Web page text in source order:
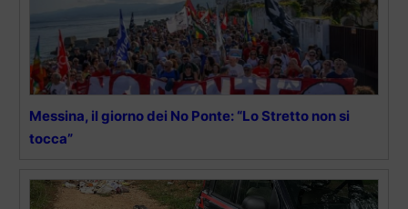
Messina, il giorno dei No Ponte: “Lo Stretto non si
tocca”